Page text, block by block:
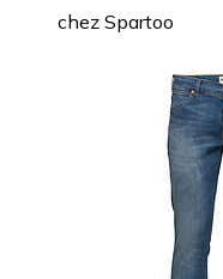
chez Spartoo